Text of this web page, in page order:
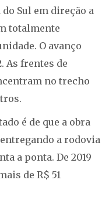
Sul em direção a
totalmente
O avanço
As frentes de
no trecho
é de que a obra
a rodovia
a ponta. De 2019
de R$ 51